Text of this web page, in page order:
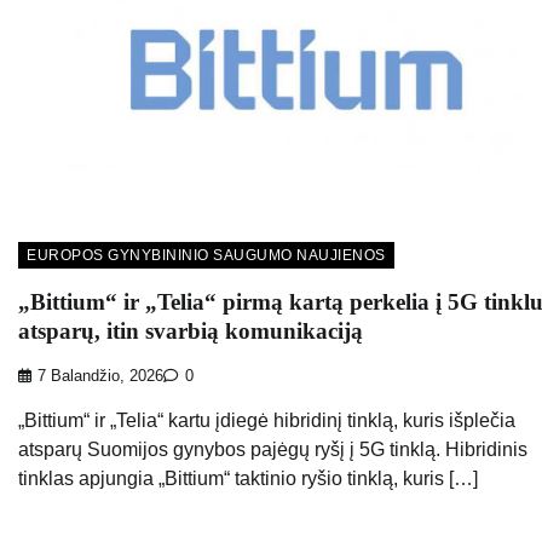
EUROPOS GYNYBININIO SAUGUMO NAUJIENOS
„Bittium“ ir „Telia“ pirmą kartą perkelia į 5G
atsparų, itin svarbią komunikaciją
7 Balandžio, 2026 0
„Bittium“ ir „Telia“ kartu įdiegė hibridinį tinklą, kuris išplečia
atsparų Suomijos gynybos pajėgų ryšį į 5G tinklą. Hibridinis
tinklas apjungia „Bittium“ taktinio ryšio tinklą, kuris […]